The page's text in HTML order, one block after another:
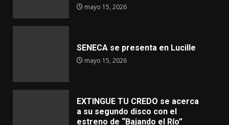
mayo 15, 2026
SENECA se presenta en Lucille
mayo 15, 2026
EXTINGUE TU CREDO se acerca
a su segundo disco con el
estreno de “Bajando el Río”